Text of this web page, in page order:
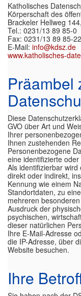
Katholisches
Körperschaft des
Brackeler Hellweg
Tel.: 0231/13 89 85-0
Fax: 0231/13 89 85-22
E-Mail: info@kdsz.de
www.katholisches-
Präambel
Diese
GVO über Art und
Ihrer
Ihnen zustehenden
Personenbezogene
eine identifizierte
Als identifizierbar
direkt oder indirekt,
Kennung wie einem
Standortdaten, zu
mehreren
Ausdruck der
psychischen,
dieser natürlichen
Ihre E-Mail-Adresse
die IP-Adresse, über
Website besuchen.
Ihre